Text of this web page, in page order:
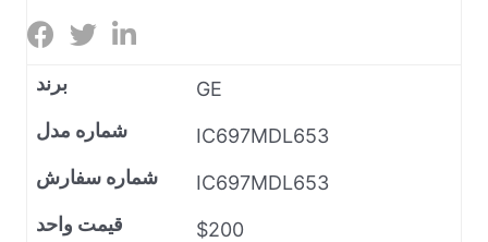
برند
GE
شماره مدل
IC697MDL653
شماره سفارش
IC697MDL653
قیمت واحد
$200